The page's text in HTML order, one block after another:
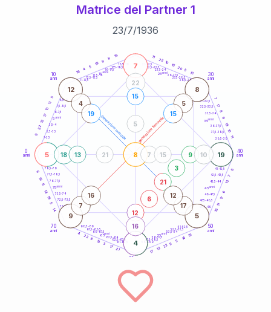
Matrice del Partner 1
23/7/1936
generazione maschile generazione femminile
0
anni
10
anni
30
anni
40
anni
50
anni
60
70
anni
1-2,5
2,5-3,5
3,5-4
6-7,5
7,5-8,5
8,5-9
11-12,5
12,5-13,5
13,5-14
16-17,5
17,5-18,5
18,5-19
21-22,5
22,5-23,5
23,5-24
26-27,5
27,5-28,5
28,5-29
31-32,5
32,5-33,5
33,5-34
36-37,5
37,5-38,5
38,5-39
41-42,5
42,5-43,5
43,5-44
46-47,5
47,5-48,5
48,5-49
51-52,5
52,5-53,5
53,5-54
56-57,5
57,5-58,5
58,5-59
61-62,5
62,5-63,5
63,5-64
66-67,5
67,5-68,5
68,5-69
71-72,5
72,5-73,5
73,5-74
76-77,5
77,5-78,5
78,5-79
9
22
12
17
10
11
5
16 4
5
19
9
8
15 11
22 10
15
20 5
13
7
17
8
9
19
10
11
8
7
13
6
17
11
16
19
14
5
9
22
13
17
21
17
3
13
8
22
4
14
5
19
14
6
19
6
5
7
19
4
8
12 8
9 5
12
6
21
3
9
18
22
10
16
13
15
7 15
21
5
4
19
5
15
7
16
17
12
5anni
15 anni 25anni
35anni
45anni
55anni
65anni
75anni